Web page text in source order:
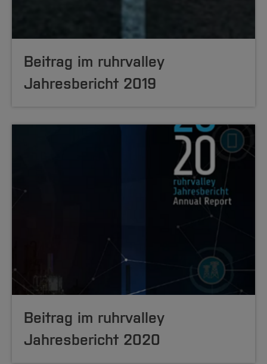
Beitrag im ruhrvalley
Jahresbericht 2019
Beitrag im ruhrvalley
Jahresbericht 2020